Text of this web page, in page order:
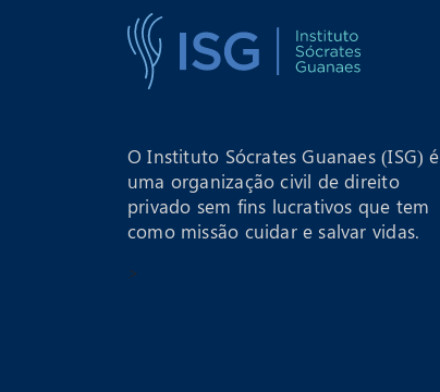
O Instituto Sócrates Guanaes (ISG) é
uma organização civil de direito
privado sem fins lucrativos que tem
como missão cuidar e salvar vidas.
>